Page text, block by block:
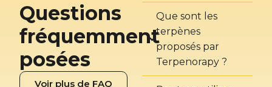
Questions
fréquemment
posées
Voir plus de FAQ
Que sont les
terpènes
proposés par
Terpenorapy ?